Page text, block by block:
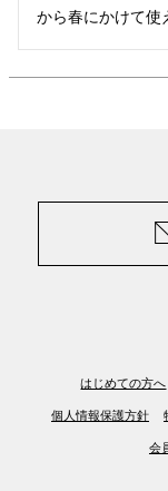
から春にかけて使
はじめての方へ
個人情報保護方針
会